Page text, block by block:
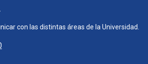
con las distintas áreas de la Universidad.